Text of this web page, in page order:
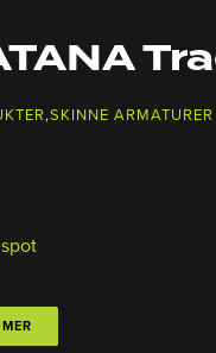
,SKINNE ARMATURER